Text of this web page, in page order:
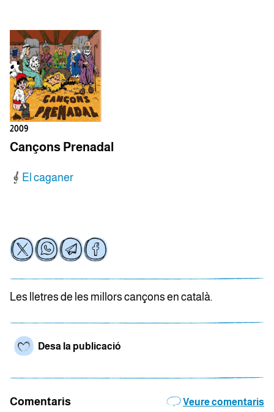
2009
Cançons Prenadal
El caganer
Les lletres de les millors cançons en català.
Desa la publicació
Comentaris Veure comentaris